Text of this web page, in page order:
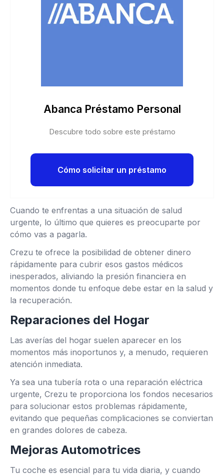
Abanca Préstamo Personal
Descubre todo sobre este préstamo
Cómo solicitar un préstamo
Cuando te enfrentas a una situación de salud
urgente, lo último que quieres es preocuparte por
cómo vas a pagarla.
Crezu te ofrece la posibilidad de obtener dinero
rápidamente para cubrir esos gastos médicos
inesperados, aliviando la presión financiera en
momentos donde tu enfoque debe estar en la salud y
la recuperación.
Reparaciones del Hogar
Las averías del hogar suelen aparecer en los
momentos más inoportunos y, a menudo, requieren
atención inmediata.
Ya sea una tubería rota o una reparación eléctrica
urgente, Crezu te proporciona los fondos necesarios
para solucionar estos problemas rápidamente,
evitando que pequeñas complicaciones se conviertan
en grandes dolores de cabeza.
Mejoras Automotrices
Tu coche es esencial para tu vida diaria, y cuando